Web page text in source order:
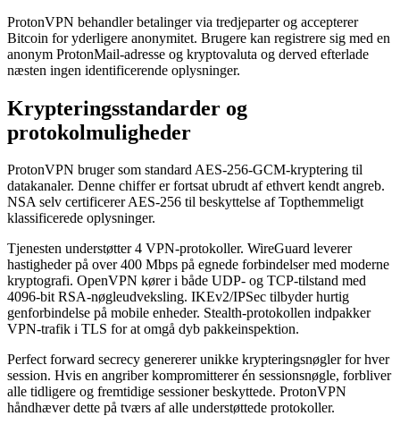
ProtonVPN behandler betalinger via tredjeparter og accepterer
Bitcoin for yderligere anonymitet. Brugere kan registrere sig med en
anonym ProtonMail-adresse og kryptovaluta og derved efterlade
næsten ingen identificerende oplysninger.
Krypteringsstandarder og
protokolmuligheder
ProtonVPN bruger som standard AES-256-GCM-kryptering til
datakanaler. Denne chiffer er fortsat ubrudt af ethvert kendt angreb.
NSA selv certificerer AES-256 til beskyttelse af Topthemmeligt
klassificerede oplysninger.
Tjenesten understøtter 4 VPN-protokoller. WireGuard leverer
hastigheder på over 400 Mbps på egnede forbindelser med moderne
kryptografi. OpenVPN kører i både UDP- og TCP-tilstand med
4096-bit RSA-nøgleudveksling. IKEv2/IPSec tilbyder hurtig
genforbindelse på mobile enheder. Stealth-protokollen indpakker
VPN-trafik i TLS for at omgå dyb pakkeinspektion.
Perfect forward secrecy genererer unikke krypteringsnøgler for hver
session. Hvis en angriber kompromitterer én sessionsnøgle, forbliver
alle tidligere og fremtidige sessioner beskyttede. ProtonVPN
håndhæver dette på tværs af alle understøttede protokoller.